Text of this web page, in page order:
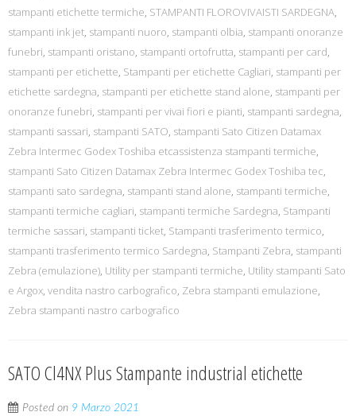
stampanti etichette termiche, STAMPANTI FLOROVIVAISTI SARDEGNA,
stampanti ink jet, stampanti nuoro, stampanti olbia, stampanti onoranze
funebri, stampanti oristano, stampanti ortofrutta, stampanti per card,
stampanti per etichette, Stampanti per etichette Cagliari, stampanti per
etichette sardegna, stampanti per etichette stand alone, stampanti per
onoranze funebri, stampanti per vivai fiori e pianti, stampanti sardegna,
stampanti sassari, stampanti SATO, stampanti Sato Citizen Datamax
Zebra Intermec Godex Toshiba etcassistenza stampanti termiche,
stampanti Sato Citizen Datamax Zebra Intermec Godex Toshiba tec,
stampanti sato sardegna, stampanti stand alone, stampanti termiche,
stampanti termiche cagliari, stampanti termiche Sardegna, Stampanti
termiche sassari, stampanti ticket, Stampanti trasferimento termico,
stampanti trasferimento termico Sardegna, Stampanti Zebra, stampanti
Zebra (emulazione), Utility per stampanti termiche, Utility stampanti Sato
e Argox, vendita nastro carbografico, Zebra stampanti emulazione,
Zebra stampanti nastro carbografico
SATO Cl4NX Plus Stampante industrial etichette
Posted on 9 Marzo 2021